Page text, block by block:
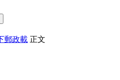
郵政載 正文